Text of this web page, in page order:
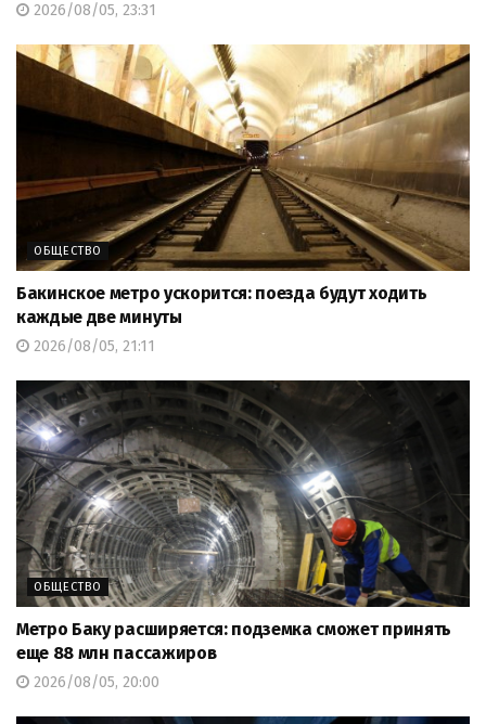
2026/08/05, 23:31
ОБЩЕСТВО
Бакинское метро ускорится: поезда будут ходить
каждые две минуты
2026/08/05, 21:11
ОБЩЕСТВО
Метро Баку расширяется: подземка сможет принять
еще 88 млн пассажиров
2026/08/05, 20:00